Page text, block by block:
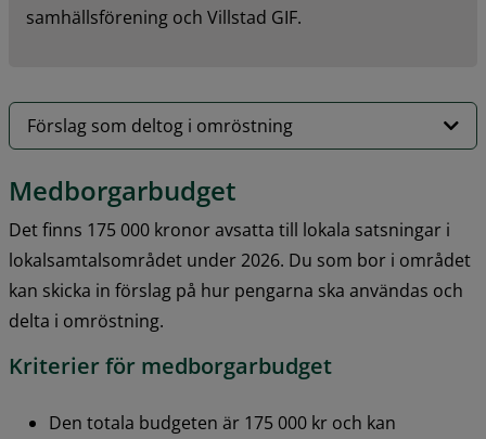
samhällsförening och Villstad GIF.
Förslag som deltog i omröstning
Medborgarbudget
Det finns 175 000 kronor avsatta till lokala satsningar i
lokalsamtalsområdet under 2026. Du som bor i området
kan skicka in förslag på hur pengarna ska användas och
delta i omröstning.
Kriterier för medborgarbudget
Den totala budgeten är 175 000 kr och kan